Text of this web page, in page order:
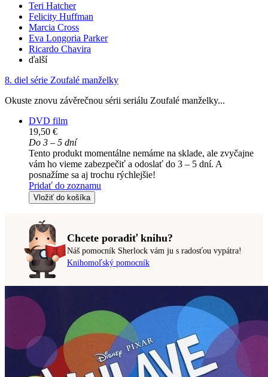
Teri Hatcher
Felicity Huffman
Marcia Cross
Eva Longoria Parker
Ricardo Chavira
ďalší
8. diel série Zoufalé manželky
Okuste znovu závěrečnou sérii seriálu Zoufalé manželky...
DVD film
19,50 €
Do 3 – 5 dní
Tento produkt momentálne nemáme na sklade, ale zvyčajne
vám ho vieme zabezpečiť a odoslať do 3 – 5 dní. A
posnažíme sa aj trochu rýchlejšie!
Pridať do zoznamu
Vložiť do košíka
Chcete poradiť knihu?
Náš pomocník Sherlock vám ju s radosťou vypátra!
Knihomoľský pomocník